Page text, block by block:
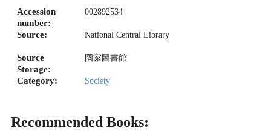
Accession
number:
002892534
Source: National Central Library
Source
Storage:
國家圖書館
Category: Society
Recommended Books: